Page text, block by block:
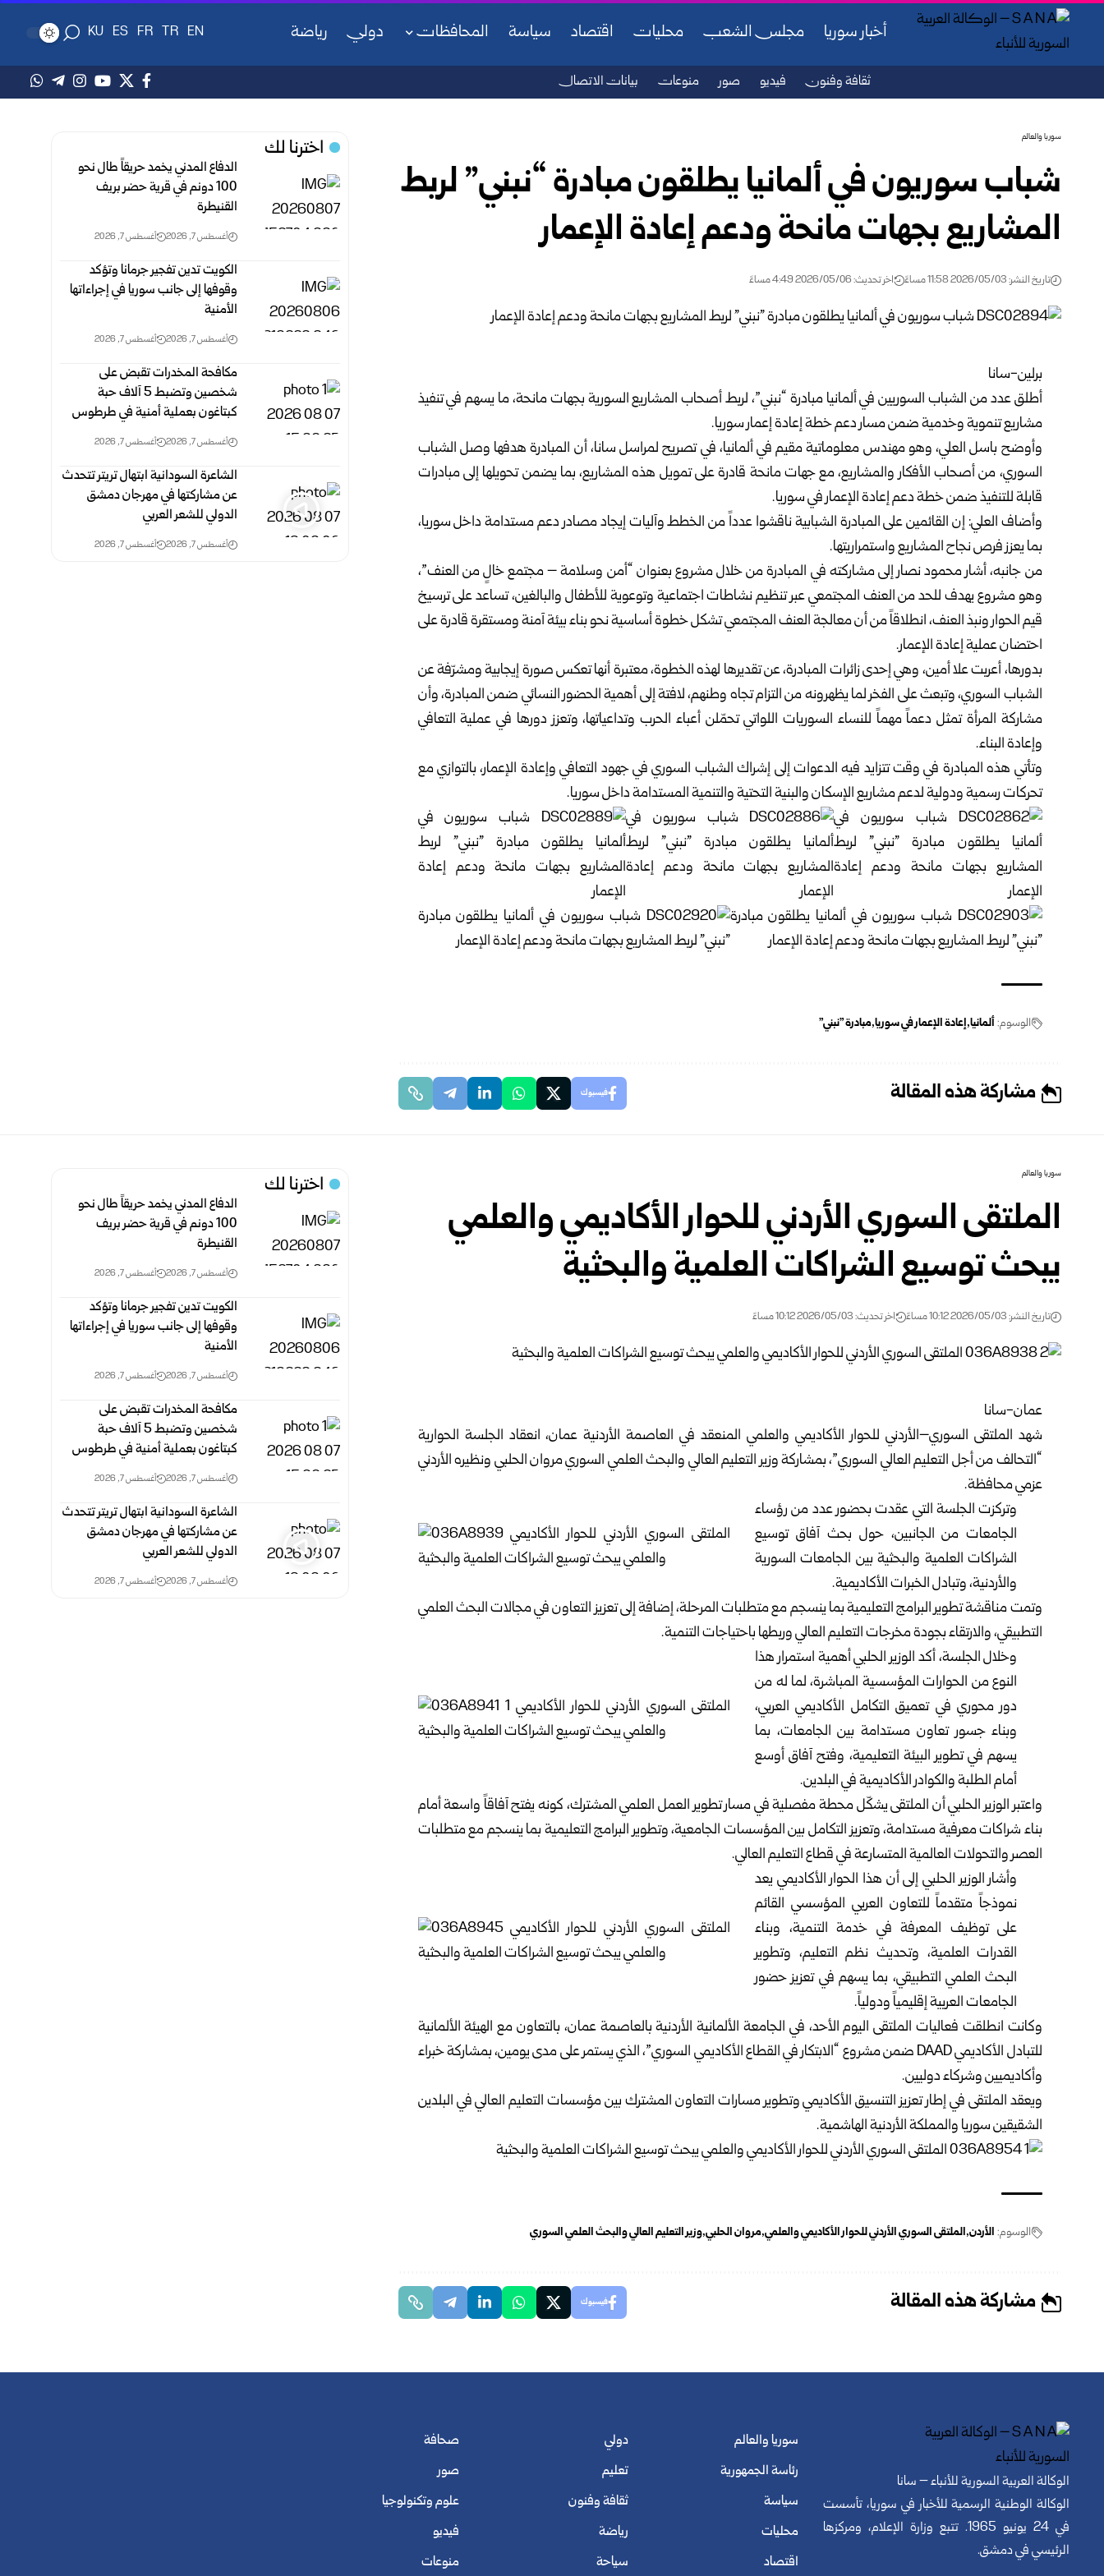
أخبار سوريا مجلس الشعب محليات اقتصاد سياسة المحافظات دولي رياضة EN
TR
FR
ES
KU
ثقافة وفنون فيديو صور منوعات بيانات الاتصال
سوريا والعالم
شباب سوريون في ألمانيا يطلقون مبادرة “نبني” لربط
المشاريع بجهات مانحة ودعم إعادة الإعمار
تاريخ النشر: 2026/05/03 11:58 مساءً اخر تحديث: 2026/05/06 4:49 مساءً
برلين-سانا
أطلق عدد من الشباب السوريين في ألمانيا مبادرة “نبني”، لربط أصحاب المشاريع السورية بجهات مانحة، ما يسهم في تنفيذ
مشاريع تنموية وخدمية ضمن مسار دعم خطة إعادة إعمارسوريا.
وأوضح باسل العلي، وهو مهندس معلوماتية مقيم في ألمانيا، في تصريح لمراسل سانا، أن المبادرة هدفها وصل الشباب
السوري، من أصحاب الأفكار والمشاريع، مع جهات مانحة قادرة على تمويل هذه المشاريع، بما يضمن تحويلها إلى مبادرات
قابلة للتنفيذ ضمن خطة دعم إعادة الإعمار في سوريا.
وأضاف العلي: إن القائمين على المبادرة الشبابية ناقشوا عدداً من الخطط وآليات إيجاد مصادر دعم مستدامة داخل سوريا،
بما يعزز فرص نجاح المشاريع واستمراريتها.
من جانبه، أشار محمود نصار إلى مشاركته في المبادرة من خلال مشروع بعنوان “أمن وسلامة – مجتمع خالٍ من العنف”،
وهو مشروع يهدف للحد من العنف المجتمعي عبر تنظيم نشاطات اجتماعية وتوعوية للأطفال والبالغين، تساعد على ترسيخ
قيم الحوار ونبذ العنف، انطلاقاً من أن معالجة العنف المجتمعي تشكل خطوة أساسية نحو بناء بيئة آمنة ومستقرة قادرة على
احتضان عملية إعادة الإعمار.
بدورها، أعربت علا أمين، وهي إحدى زائرات المبادرة، عن تقديرها لهذه الخطوة، معتبرة أنها تعكس صورة إيجابية ومشرّفة عن
الشباب السوري، وتبعث على الفخر لما يظهرونه من التزام تجاه وطنهم، لافتة إلى أهمية الحضور النسائي ضمن المبادرة، وأن
مشاركة المرأة تمثل دعماً مهماً للنساء السوريات اللواتي تحمّلن أعباء الحرب وتداعياتها، وتعزز دورها في عملية التعافي
وإعادة البناء.
وتأتي هذه المبادرة في وقت تتزايد فيه الدعوات إلى إشراك الشباب السوري في جهود التعافي وإعادة الإعمار، بالتوازي مع
تحركات رسمية ودولية لدعم مشاريع الإسكان والبنية التحتية والتنمية المستدامة داخل سوريا.
الوسوم: ألمانيا إعادة الإعمار في سوريا مبادرة "نبني"
مشاركة هذه المقالة فيسبوك
اخترنا لك
الدفاع المدني يخمد حريقاً طال نحو
100 دونم في قرية حضر بريف
‏القنيطرة
أغسطس 7, 2026 أغسطس 7, 2026
الكويت تدين تفجير جرمانا وتؤكد
وقوفها إلى جانب سوريا في إجراءاتها
الأمنية
أغسطس 7, 2026 أغسطس 7, 2026
مكافحة المخدرات تقبض على
شخصين وتضبط 5 آلاف حبة
كبتاغون بعملية أمنية في طرطوس
أغسطس 7, 2026 أغسطس 7, 2026
الشاعرة السودانية ابتهال تريتر تتحدث
عن مشاركتها في مهرجان دمشق
الدولي للشعر العربي
أغسطس 7, 2026 أغسطس 7, 2026
سوريا والعالم
الملتقى السوري الأردني للحوار الأكاديمي والعلمي
يبحث توسيع الشراكات العلمية والبحثية
تاريخ النشر: 2026/05/03 10:12 مساءً اخر تحديث: 2026/05/03 10:12 مساءً
عمان-سانا
شهد الملتقى السوري–الأردني للحوار الأكاديمي والعلمي المنعقد في العاصمة الأردنية عمان، انعقاد الجلسة الحوارية
“التحالف من أجل التعليم العالي السوري”، بمشاركةوزير التعليم العالي والبحث العلمي السوريمروان الحلبي ونظيره الأردني
عزمي محافظة.
وتركزت الجلسة التي عقدت بحضور عدد من رؤساء
الجامعات من الجانبين، حول بحث آفاق توسيع
الشراكات العلمية والبحثية بين الجامعات السورية
والأردنية، وتبادل الخبرات الأكاديمية.
وتمت مناقشة تطوير البرامج التعليمية بما ينسجم مع متطلبات المرحلة، إضافة إلى تعزيز التعاون في مجالات البحث العلمي
التطبيقي، والارتقاء بجودة مخرجات التعليم العالي وربطها باحتياجات التنمية.
وخلال الجلسة، أكد الوزير الحلبي أهمية استمرار هذا
النوع من الحوارات المؤسسية المباشرة، لما له من
دور محوري في تعميق التكامل الأكاديمي العربي،
وبناء جسور تعاون مستدامة بين الجامعات، بما
يسهم في تطوير البيئة التعليمية، وفتح آفاق أوسع
أمام الطلبة والكوادر الأكاديمية في البلدين.
واعتبر الوزير الحلبي أن الملتقى يشكّل محطة مفصلية في مسار تطوير العمل العلمي المشترك، كونه يفتح آفاقاً واسعة أمام
بناء شراكات معرفية مستدامة، وتعزيز التكامل بين المؤسسات الجامعية، وتطوير البرامج التعليمية بما ينسجم مع متطلبات
العصر والتحولات العالمية المتسارعة في قطاع التعليم العالي.
وأشار الوزير الحلبي إلى أن هذا الحوار الأكاديمي يعد
نموذجاً متقدماً للتعاون العربي المؤسسي القائم
على توظيف المعرفة في خدمة التنمية، وبناء
القدرات العلمية، وتحديث نظم التعليم، وتطوير
البحث العلمي التطبيقي، بما يسهم في تعزيز حضور
الجامعات العربية إقليمياً ودولياً.
وكانت انطلقت فعاليات الملتقى اليوم الأحد، في الجامعة الألمانية الأردنية بالعاصمة عمان، بالتعاون مع الهيئة الألمانية
للتبادل الأكاديمي DAAD ضمن مشروع “الابتكار في القطاع الأكاديمي السوري”، الذي يستمر على مدى يومين، بمشاركة خبراء
وأكاديميين وشركاء دوليين.
ويعقد الملتقى في إطار تعزيز التنسيق الأكاديمي وتطوير مسارات التعاون المشترك بين مؤسسات التعليم العالي في البلدين
الشقيقين سوريا والمملكة الأردنية الهاشمية.
الوسوم: الأردن الملتقى السوري الأردني للحوار الأكاديمي والعلمي مروان الحلبي وزير التعليم العالي والبحث العلمي السوري
مشاركة هذه المقالة فيسبوك
اخترنا لك
الدفاع المدني يخمد حريقاً طال نحو
100 دونم في قرية حضر بريف
‏القنيطرة
أغسطس 7, 2026 أغسطس 7, 2026
الكويت تدين تفجير جرمانا وتؤكد
وقوفها إلى جانب سوريا في إجراءاتها
الأمنية
أغسطس 7, 2026 أغسطس 7, 2026
مكافحة المخدرات تقبض على
شخصين وتضبط 5 آلاف حبة
كبتاغون بعملية أمنية في طرطوس
أغسطس 7, 2026 أغسطس 7, 2026
الشاعرة السودانية ابتهال تريتر تتحدث
عن مشاركتها في مهرجان دمشق
الدولي للشعر العربي
أغسطس 7, 2026 أغسطس 7, 2026
الوكالة العربية السورية للأنباء – سانا
الوكالة الوطنية الرسمية للأخبار في سوريا، تأسست
في 24 يونيو 1965. تتبع وزارة الإعلام، ومركزها
الرئيسي في دمشق.
سوريا والعالم
رئاسة الجمهورية
سياسة
محليات
اقتصاد
دولي
تعليم
ثقافة وفنون
رياضة
سياحة
صحافة
صور
علوم وتكنولوجيا
فيديو
منوعات